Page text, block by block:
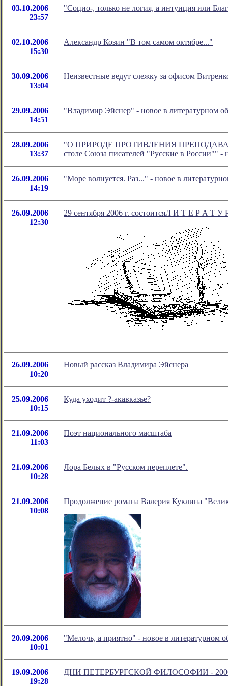
03.10.2006
23:57
"Социо-, только не логия, а интуиция или
02.10.2006
15:30
Александр Козин "В том самом октябре..."
30.09.2006
13:04
Неизвестные ведут слежку за офисом
29.09.2006
14:51
"Владимир Эйснер" - новое в литературном
28.09.2006
13:37
"О ПРИРОДЕ ПРОТИВЛЕНИЯ
столе Союза писателей "Русские в России""
26.09.2006
14:19
"Море волнуется. Раз..." - новое в
26.09.2006
12:30
29 сентября 2006 г. состоитсяЛ И Т Е Р А Т
26.09.2006
10:20
Новый рассказ Владимира Эйснера
25.09.2006
10:15
Куда уходит ?-акавказье?
21.09.2006
11:03
Поэт национального масштаба
21.09.2006
10:28
Лора Белых в "Русском переплете".
21.09.2006
10:08
Продолжение романа Валерия Куклина
20.09.2006
10:01
"Мелочь, а приятно" - новое в литературном
19.09.2006
19:28
ДНИ ПЕТЕРБУРГСКОЙ ФИЛОСОФИИ -